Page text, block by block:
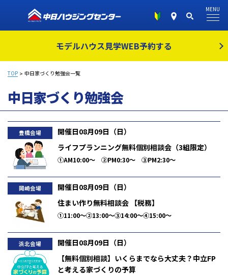
モデルハウス見学WEB予約する
MENU
TOP 中日家づくり勉強会一覧
中日家づくり勉強会
豊橋会場
開催日08月09日（日）
ライフプランニング無料個別相談会（3組限定）
①AM10:00～ ②PM0:30～ ③PM2:30～
岡崎会場
開催日08月09日（日）
住まい作り無料相談会 【税務】
①11:00～②13:00～③14:00～④15:00～
浜北会場
開催日08月09日（日）
【無料個別相談】いくらまでなら大丈夫？中立FP
と考える家づくりの予算